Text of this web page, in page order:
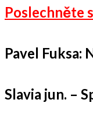
Poslechněte
Pavel Fuksa:
Slavia jun. –